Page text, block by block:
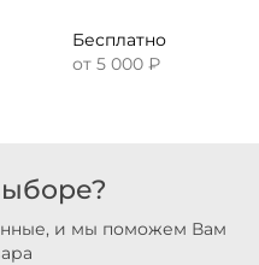
Бесплатно
от 5 000 ₽
и мы поможем Вам